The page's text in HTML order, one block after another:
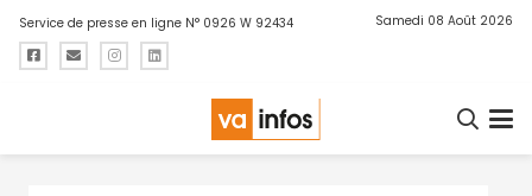
Service de presse en ligne N° 0926 W 92434 Samedi 08 Août 2026